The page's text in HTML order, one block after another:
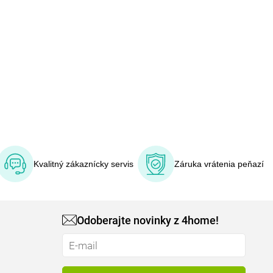
Kvalitný zákaznícky servis Záruka vrátenia peňazí
Odoberajte novinky z 4home!